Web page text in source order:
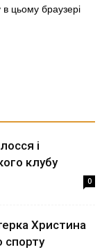
цьому браузері
і
клубу
0
Христина
спорту